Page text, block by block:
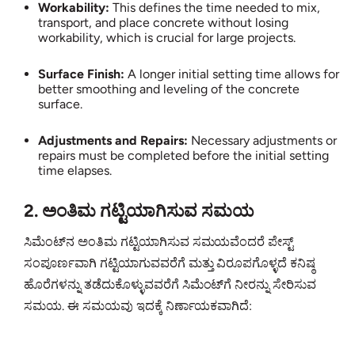
Workability: This defines the time needed to mix,
transport, and place concrete without losing
workability, which is crucial for large projects.
Surface Finish: A longer initial setting time allows for
better smoothing and leveling of the concrete
surface.
Adjustments and Repairs: Necessary adjustments or
repairs must be completed before the initial setting
time elapses.
2. ಅಂತಿಮ ಗಟ್ಟಿಯಾಗಿಸುವ ಸಮಯ
ಸಿಮೆಂಟ್‌ನ ಅಂತಿಮ ಗಟ್ಟಿಯಾಗಿಸುವ ಸಮಯವೆಂದರೆ ಪೇಸ್ಟ್
ಸಂಪೂರ್ಣವಾಗಿ ಗಟ್ಟಿಯಾಗುವವರೆಗೆ ಮತ್ತು ವಿರೂಪಗೊಳ್ಳದೆ ಕನಿಷ್ಠ
ಹೊರೆಗಳನ್ನು ತಡೆದುಕೊಳ್ಳುವವರೆಗೆ ಸಿಮೆಂಟ್‌ಗೆ ನೀರನ್ನು ಸೇರಿಸುವ
ಸಮಯ. ಈ ಸಮಯವು ಇದಕ್ಕೆ ನಿರ್ಣಾಯಕವಾಗಿದೆ: